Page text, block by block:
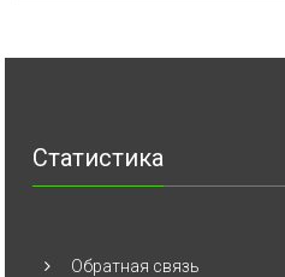
Статистика
Обратная связь